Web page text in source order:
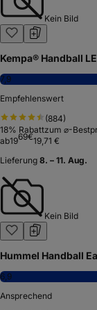
Kein Bild
Kempa® Handball
7,9
Empfehlenswert
(884)
18% Rabattzum ⌀-
ab1969€19,71 €
Lieferung 8. – 11. Aug.
Kein Bild
Hummel Handball
6,9
Ansprechend